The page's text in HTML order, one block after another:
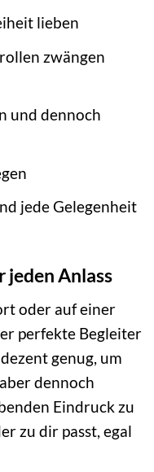
lieben
zwängen
und dennoch
jede Gelegenheit
jeden Anlass
oder auf einer
perfekte Begleiter
genug, um
dennoch
Eindruck zu
zu dir passt, egal